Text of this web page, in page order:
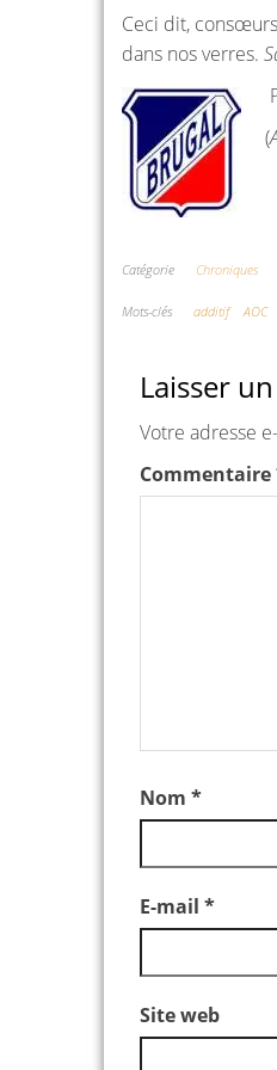
Ceci dit,
dans nos verres.
(
Catégorie Chroniques
Mots-clés additif AOC
Laisser
Votre adresse
Commentaire
Nom *
E-mail *
Site web